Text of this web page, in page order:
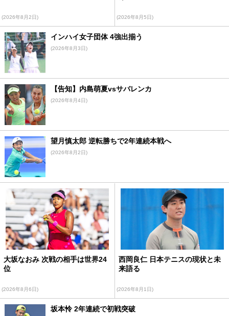
(2026年8月2日) (2026年8月5日)
インハイ女子団体 4強出揃う
(2026年8月3日)
【告知】内島萌夏vsサバレンカ
(2026年8月4日)
望月慎太郎 逆転勝ちで2年連続本戦へ
(2026年8月2日)
大坂なおみ 次戦の相手は世界24
位
(2026年8月6日)
西岡良仁 日本テニスの現状と未
来語る
(2026年8月1日)
坂本怜 2年連続で初戦突破